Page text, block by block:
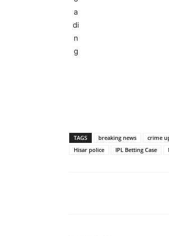
TAGS breaking news crime
Hisar police
IPL Betting Case